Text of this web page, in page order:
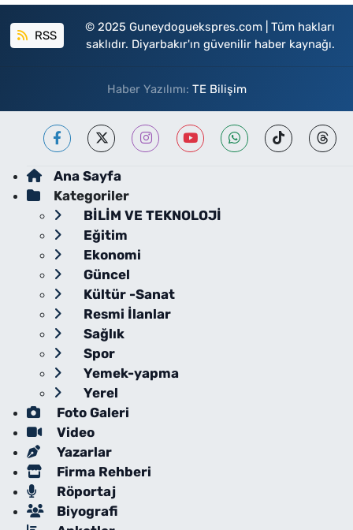
RSS
© 2025 Guneydoguekspres.com | Tüm hakları
saklıdır. Diyarbakır'ın güvenilir haber kaynağı.
Haber Yazılımı: TE Bilişim
Ana Sayfa
Kategoriler
BİLİM VE TEKNOLOJİ
Eğitim
Ekonomi
Güncel
Kültür -Sanat
Resmi İlanlar
Sağlık
Spor
Yemek-yapma
Yerel
Foto Galeri
Video
Yazarlar
Firma Rehberi
Röportaj
Biyografi